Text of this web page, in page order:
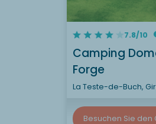
7.8/10
Camping
Forge
La Teste-de-Buch,
Besuchen Sie